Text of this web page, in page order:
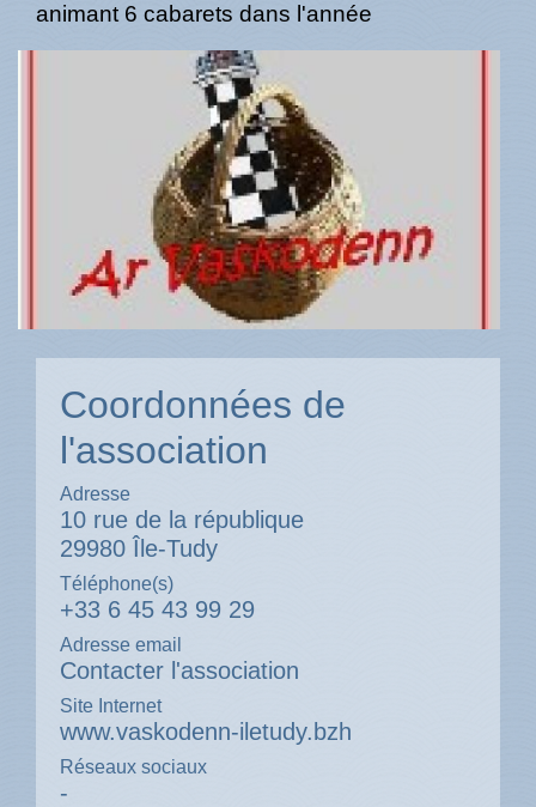
animant 6 cabarets dans l'année
Coordonnées de
l'association
Adresse
10 rue de la république
29980 Île-Tudy
Téléphone(s)
+33 6 45 43 99 29
Adresse email
Contacter l'association
Site Internet
www.vaskodenn-iletudy.bzh
Réseaux sociaux
-